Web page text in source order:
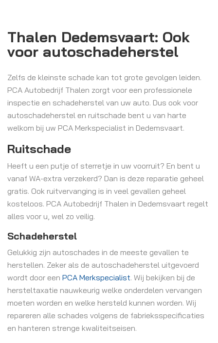
Thalen Dedemsvaart: Ook
voor autoschadeherstel
Zelfs de kleinste schade kan tot grote gevolgen leiden.
PCA Autobedrijf Thalen zorgt voor een professionele
inspectie en schadeherstel van uw auto. Dus ook voor
autoschadeherstel en ruitschade bent u van harte
welkom bij uw PCA Merkspecialist in Dedemsvaart.
Ruitschade
Heeft u een putje of sterretje in uw voorruit? En bent u
vanaf WA-extra verzekerd? Dan is deze reparatie geheel
gratis. Ook ruitvervanging is in veel gevallen geheel
kosteloos. PCA Autobedrijf Thalen in Dedemsvaart regelt
alles voor u, wel zo veilig.
Schadeherstel
Gelukkig zijn autoschades in de meeste gevallen te
herstellen. Zeker als de autoschadeherstel uitgevoerd
wordt door een PCA Merkspecialist. Wij bekijken bij de
hersteltaxatie nauwkeurig welke onderdelen vervangen
moeten worden en welke hersteld kunnen worden. Wij
repareren alle schades volgens de fabrieksspecificaties
en hanteren strenge kwaliteitseisen.